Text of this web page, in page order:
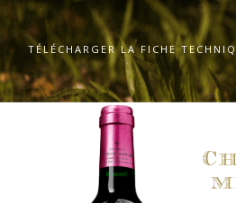
TÉLÉCHARGER LA FICHE